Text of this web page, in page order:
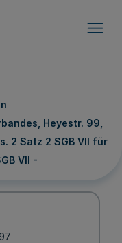
Heyestr. 99,
2 Satz 2 SGB VII für
VII -